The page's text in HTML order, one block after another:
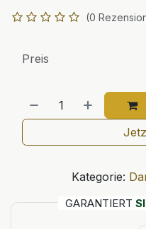
(0
Preis
Kategorie:
GARANTIERT